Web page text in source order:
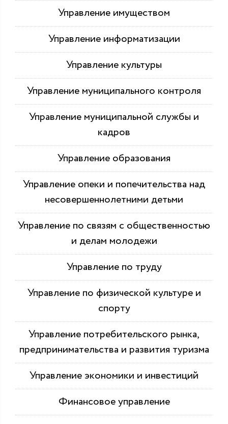
Управление имуществом
Управление информатизации
Управление культуры
Управление муниципального контроля
Управление муниципальной службы и
кадров
Управление образования
Управление опеки и попечительства над
несовершеннолетними детьми
Управление по связям с общественностью
и делам молодежи
Управление по труду
Управление по физической культуре и
спорту
Управление потребительского рынка,
предпринимательства и развития туризма
Управление экономики и инвестиций
Финансовое управление